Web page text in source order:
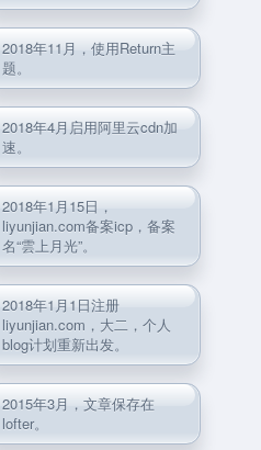
2018年11月，使用Return主
题。
2018年4月启用阿里云cdn加
速。
2018年1月15日，
liyunjian.com备案icp，备案
名“雲上月光”。
2018年1月1日注册
liyunjian.com，大二，个人
blog计划重新出发。
2015年3月，文章保存在
lofter。